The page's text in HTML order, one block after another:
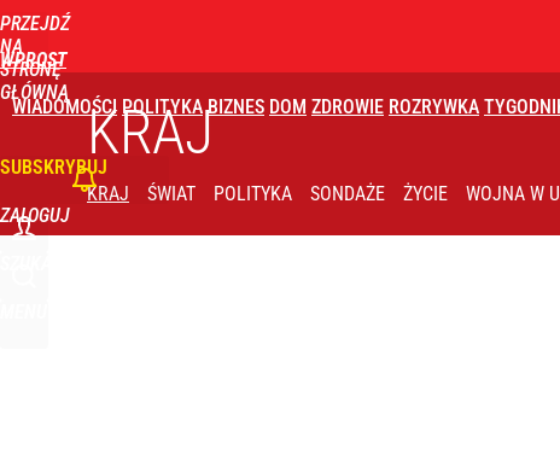
PRZEJDŹ
NA
STRONĘ
GŁÓWNĄ
WPROST
WIADOMOŚCI POLITYKA BIZNES DOM ZDROWIE ROZRYWKA
SUBSKRYBUJ
ZALOGUJ
KRAJ
KRAJ ŚWIAT POLITYKA SONDAŻE ŻYCIE WOJNA W